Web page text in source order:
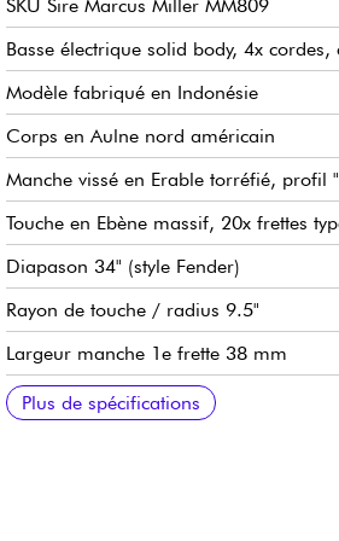
SKU Sire Marcus Miller MM809
Basse électrique solid body, 4x
Modèle fabriqué en Indonésie
Corps en Aulne nord américain
Manche vissé en Erable torréfié, profil
Touche en Ebène massif, 20x frettes
Diapason 34" (style Fender)
Rayon de touche / radius 9.5"
Largeur manche 1e frette 38 mm
Micros Sire Super-PJ Revolution Pickup
Sire Marcus Heritage-3 preamp,
Volume
Tonalité (potentiomètre concentrique)
Balance micros
Aigus
Médiums / fréquence de médium
Basse
Mini sélecteur (modes actif / passif)
Chevalet Sire Marcus Miller Modern-S
Mécaniques Sire Premium Light Weight
Sillet en os
Finition corps brillant
Finition manche satin
Plus de spécifications